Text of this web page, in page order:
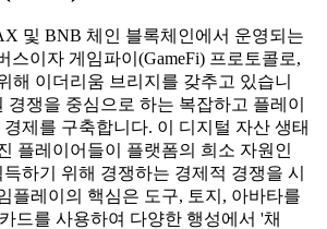
및 BNB 체인 블록체인에서 운영되는
스이자 게임파이(GameFi) 프로토콜로,
해 이더리움 브리지를 갖추고 있습니
경쟁을 중심으로 하는 복잡하고 플레이
제를 구축합니다. 이 디지털 자산 생태
플레이어들이 플랫폼의 희소 자원인
하기 위해 경쟁하는 경제적 경쟁을 시
플레이의 핵심은 도구, 토지, 아바타를
드를 사용하여 다양한 행성에서 '채